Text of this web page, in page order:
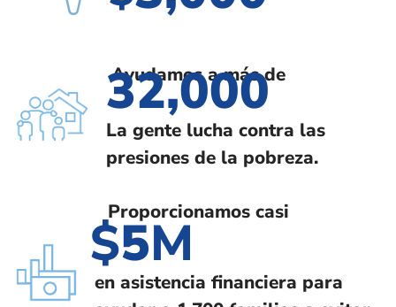
Ayudamos a más de
32,000
La gente lucha contra las
presiones de la pobreza.
Proporcionamos casi
$5M
en asistencia financiera para